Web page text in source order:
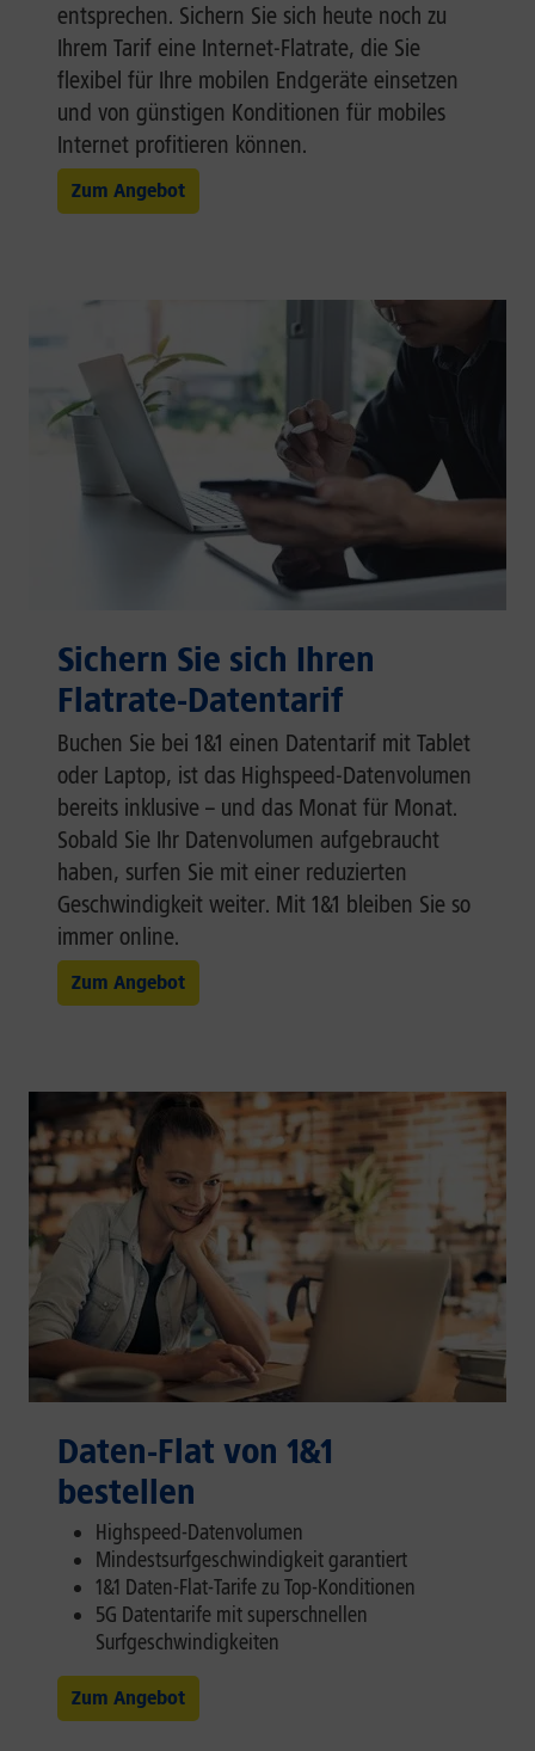
entsprechen. Sichern Sie sich heute noch zu
Ihrem Tarif eine Internet-Flatrate, die Sie
flexibel für Ihre mobilen Endgeräte einsetzen
und von günstigen Konditionen für mobiles
Internet profitieren können.
Zum Angebot
Sichern Sie sich Ihren
Flatrate-Datentarif
Buchen Sie bei 1&1 einen Datentarif mit Tablet
oder Laptop, ist das Highspeed-Datenvolumen
bereits inklusive – und das Monat für Monat.
Sobald Sie Ihr Datenvolumen aufgebraucht
haben, surfen Sie mit einer reduzierten
Geschwindigkeit weiter. Mit 1&1 bleiben Sie so
immer online.
Zum Angebot
Daten-Flat von 1&1
bestellen
Highspeed-Datenvolumen
Mindestsurfgeschwindigkeit garantiert
1&1 Daten-Flat-Tarife zu Top-Konditionen
5G Datentarife mit superschnellen
Surfgeschwindigkeiten
Zum Angebot